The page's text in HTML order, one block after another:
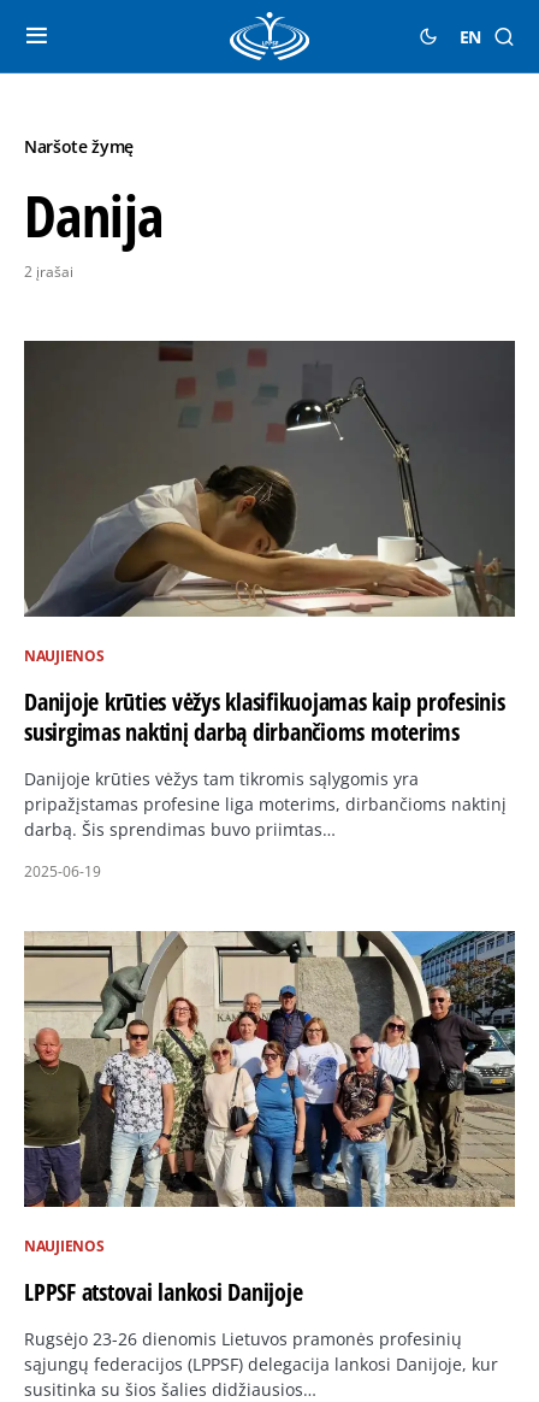
EN
Naršote žymę
Danija
2 įrašai
NAUJIENOS
Danijoje krūties vėžys klasifikuojamas kaip profesinis
susirgimas naktinį darbą dirbančioms moterims
Danijoje krūties vėžys tam tikromis sąlygomis yra
pripažįstamas profesine liga moterims, dirbančioms naktinį
darbą. Šis sprendimas buvo priimtas…
2025-06-19
NAUJIENOS
LPPSF atstovai lankosi Danijoje
Rugsėjo 23-26 dienomis Lietuvos pramonės profesinių
sąjungų federacijos (LPPSF) delegacija lankosi Danijoje, kur
susitinka su šios šalies didžiausios…